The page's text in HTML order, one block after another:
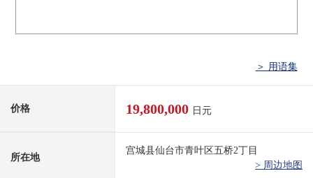
＞ 用语集
价格 19,800,000 日元
所在地
宫城县仙台市青叶区五桥2丁目
> 周边地图